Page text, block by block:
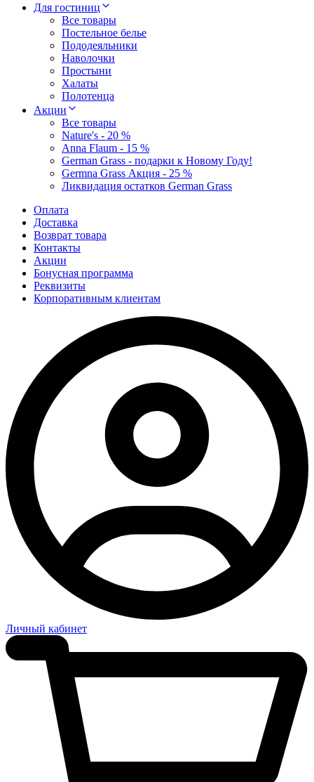
Для гостиниц
Все товары
Постельное белье
Пододеяльники
Наволочки
Простыни
Халаты
Полотенца
Акции
Все товары
Nature's - 20 %
Anna Flaum - 15 %
German Grass - подарки к Новому Году!
Germna Grass Акция - 25 %
Ликвидация остатков German Grass
Оплата
Доставка
Возврат товара
Контакты
Акции
Бонусная программа
Реквизиты
Корпоративным клиентам
Личный кабинет